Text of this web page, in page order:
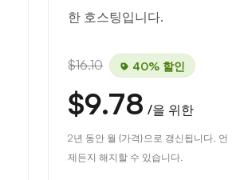
한 호스팅입니다.
$16.10 40% 할인
$9.78 /을 위한
2년 동안 월 {가격}으로 갱신됩니다. 언
제든지 해지할 수 있습니다.